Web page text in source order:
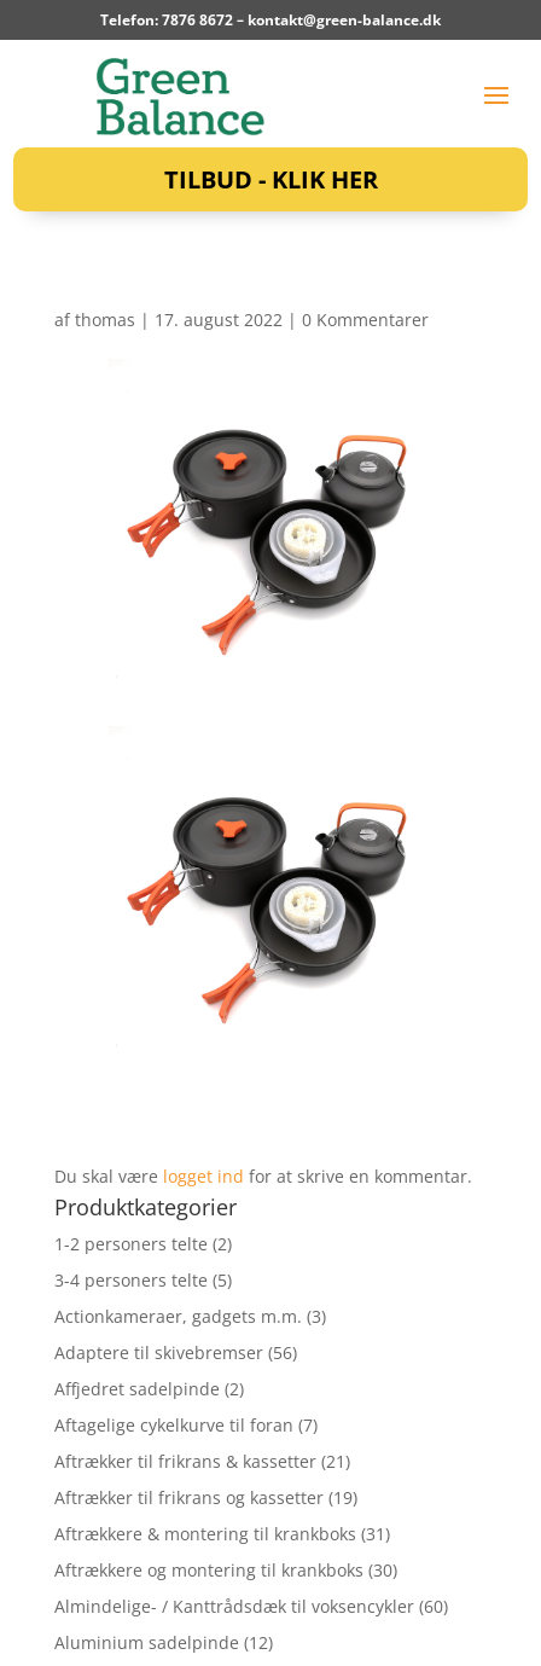
Telefon: 7876 8672 – kontakt@green-balance.dk
TILBUD - KLIK HER
afthomas | 17. august 2022 | 0 Kommentarer
Du skal være logget ind for at skrive en kommentar.
Produktkategorier
1-2 personers telte (2)
3-4 personers telte (5)
Actionkameraer, gadgets m.m. (3)
Adaptere til skivebremser (56)
Affjedret sadelpinde (2)
Aftagelige cykelkurve til foran (7)
Aftrækker til frikrans & kassetter (21)
Aftrækker til frikrans og kassetter (19)
Aftrækkere & montering til krankboks (31)
Aftrækkere og montering til krankboks (30)
Almindelige- / Kanttrådsdæk til voksencykler (60)
Aluminium sadelpinde (12)